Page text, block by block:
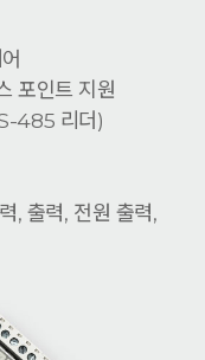
포인트 지원
485 리더)
출력, 전원 출력,